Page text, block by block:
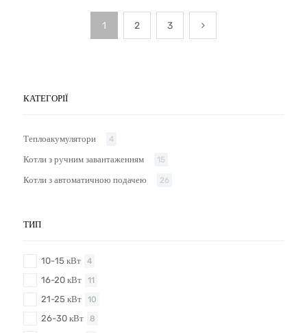
1 2 3
КАТЕГОРІЇ
Теплоакумулятори 4
Котли з ручним завантаженням 15
Котли з автоматичною подачею 26
ТИП
10-15 кВт 4
16-20 кВт 11
21-25 кВт 10
26-30 кВт 8